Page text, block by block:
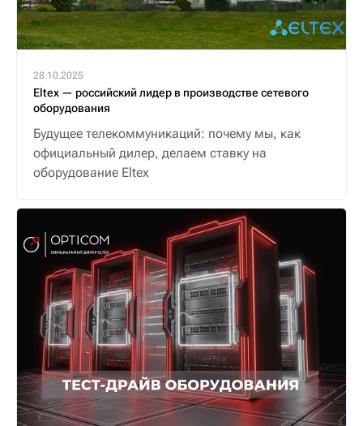
28.10.2025
Eltex — российский лидер в производстве сетевого
оборудования
Будущее телекоммуникаций: почему мы, как
официальный дилер, делаем ставку на
оборудование Eltex